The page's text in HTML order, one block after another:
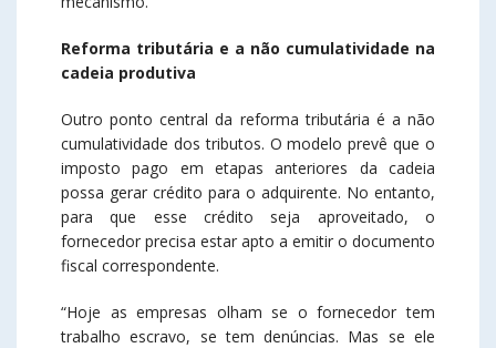
Reforma tributária e a não cumulatividade na
cadeia produtiva
Outro ponto central da reforma tributária é a não
cumulatividade dos tributos. O modelo prevê que o
imposto pago em etapas anteriores da cadeia
possa gerar crédito para o adquirente. No entanto,
para que esse crédito seja aproveitado, o
fornecedor precisa estar apto a emitir o documento
fiscal correspondente.
“Hoje as empresas olham se o fornecedor tem
trabalho escravo, se tem denúncias. Mas se ele